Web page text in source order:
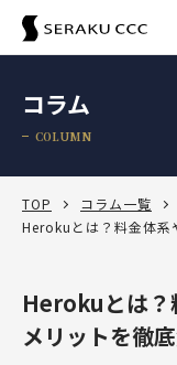
サービス一覧
Salesforce
サービス一覧
サービスから選ぶ
Salesforce
ダッシュボー
定着・運用支援（
Salesforce
課題から選ぶ
支援事例
セミナー
お役立ち資料
コラム
COLUMN
TOP
コラム一覧
Herokuとは？料金体系
Herokuとは？
メリットを徹